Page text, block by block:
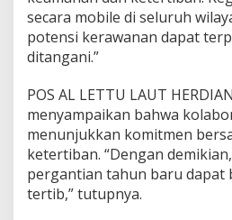
secara mobile di seluruh
potensi kerawanan dapat
ditangani.”
POS AL LETTU LAUT
menyampaikan bahwa
menunjukkan komitmen
ketertiban. “Dengan
pergantian tahun baru dapat
tertib,” tutupnya.